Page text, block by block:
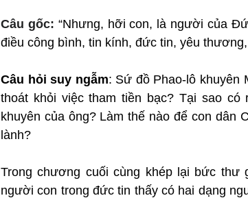
Câu gốc: “Nhưng, hỡi con, là người của
điều công bình, tin kính, đức tin, yêu
Câu hỏi suy ngẫm: Sứ đồ Phao-lô khuyên
thoát khỏi việc tham tiền bạc? Tại sao
khuyên của ông? Làm thế nào để con dân
lành?
Trong chương cuối cùng khép lại bức thư
người con trong đức tin thấy có hai dạng